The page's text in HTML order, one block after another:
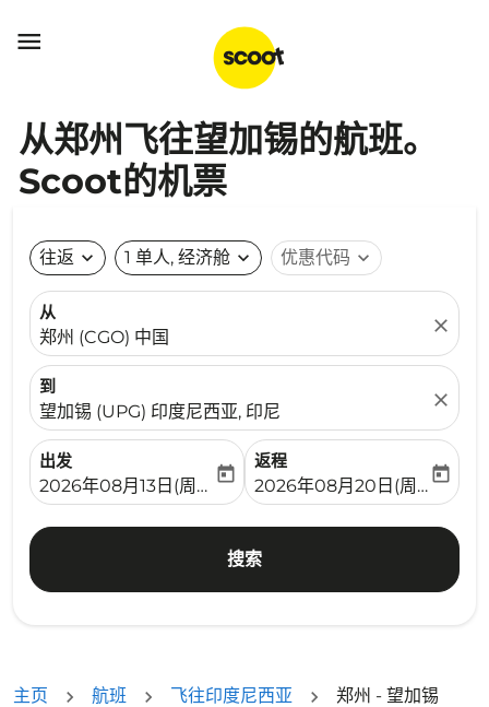

从郑州飞往望加锡的航班。
Scoot的机票
往返 expand_more 1 单人, 经济舱 expand_more 优惠代码 expand_more
从
郑州 (CGO) 中国
close
到
望加锡 (UPG) 印度尼西亚, 印尼
close
出发
fc-booking-departure-date-aria-label
2026年08月13日(周四)
today
返程
fc-booking-return-date-
2026年08月20日(周四)
today
搜索
主页 航班 飞往印度尼西亚 郑州 - 望加锡